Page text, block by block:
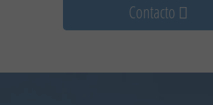
Contacto